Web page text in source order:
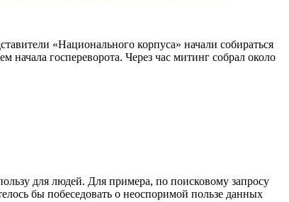
«Национального корпуса» начали собираться
госпереворота. Через час митинг собрал около
для людей. Для примера, по поисковому запросу
бы побеседовать о неоспоримой пользе данных